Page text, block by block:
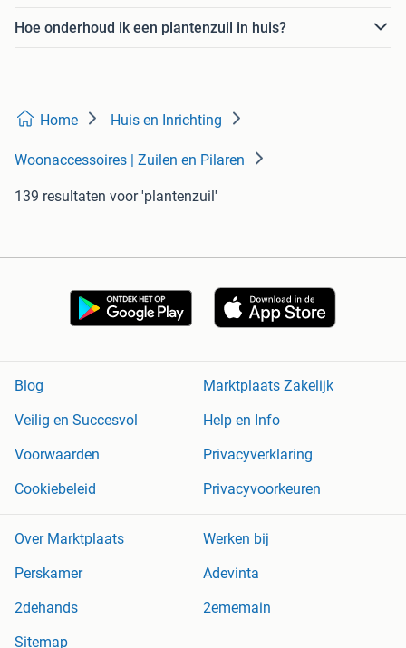
Hoe onderhoud ik een plantenzuil in huis?
Home Huis en Inrichting
Woonaccessoires | Zuilen en Pilaren
139 resultaten voor 'plantenzuil'
Blog
Marktplaats Zakelijk
Veilig en Succesvol
Help en Info
Voorwaarden
Privacyverklaring
Cookiebeleid
Privacyvoorkeuren
Over Marktplaats
Werken bij
Perskamer
Adevinta
2dehands
2ememain
Sitemap